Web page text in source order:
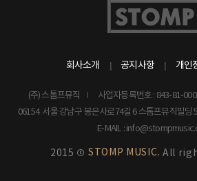
회사소개 공지사항 개인
(주) 스톰프뮤직 사업자등록번호 : 843-81-
06154 서울 강남구 봉은사로74길 6 스톰프뮤직빌딩
E-MAIL :
2015 © STOMP MUSIC. All